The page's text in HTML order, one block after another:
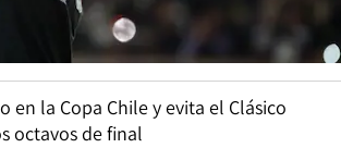
en la Copa Chile y evita el Clásico
octavos de final